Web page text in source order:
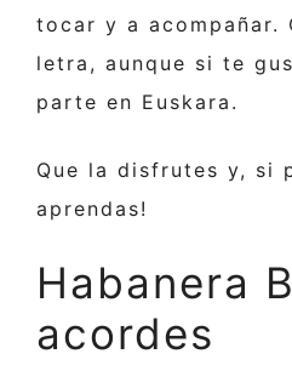
tocar y a acompañar.
letra, aunque si te
parte en Euskara.
Que la disfrutes y, si
aprendas!
Habanera
acordes